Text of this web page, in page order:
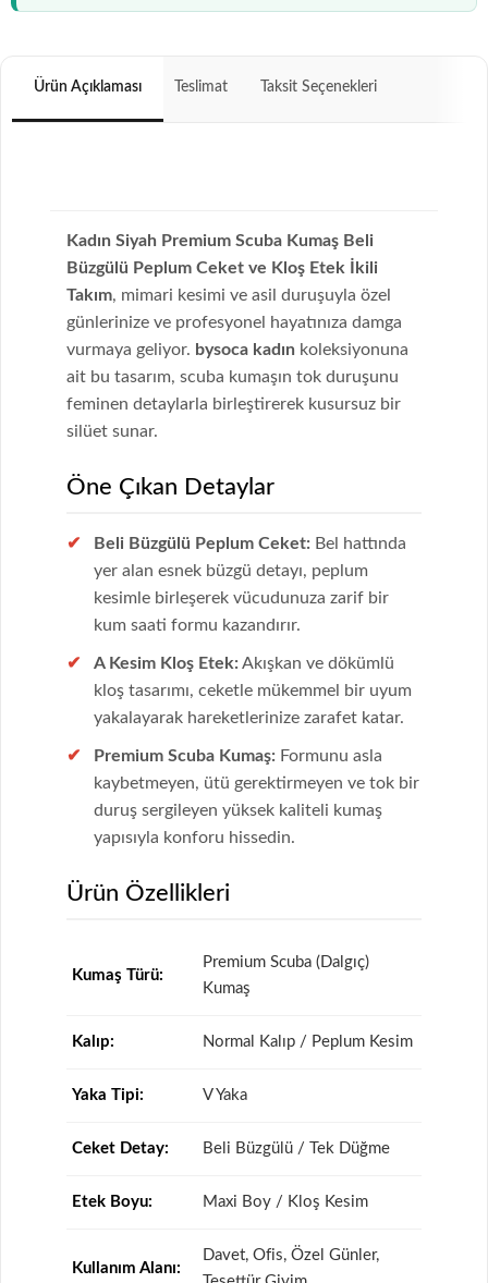
Ürün Açıklaması Teslimat Taksit Seçenekleri
Kadın Siyah Premium Scuba Kumaş Beli
Büzgülü Peplum Ceket ve Kloş Etek İkili
Takım, mimari kesimi ve asil duruşuyla özel
günlerinize ve profesyonel hayatınıza damga
vurmaya geliyor. bysoca kadın koleksiyonuna
ait bu tasarım, scuba kumaşın tok duruşunu
feminen detaylarla birleştirerek kusursuz bir
silüet sunar.
Öne Çıkan Detaylar
Beli Büzgülü Peplum Ceket: Bel hattında
yer alan esnek büzgü detayı, peplum
kesimle birleşerek vücudunuza zarif bir
kum saati formu kazandırır.
A Kesim Kloş Etek: Akışkan ve dökümlü
kloş tasarımı, ceketle mükemmel bir uyum
yakalayarak hareketlerinize zarafet katar.
Premium Scuba Kumaş: Formunu asla
kaybetmeyen, ütü gerektirmeyen ve tok bir
duruş sergileyen yüksek kaliteli kumaş
yapısıyla konforu hissedin.
Ürün Özellikleri
Kumaş Türü:
Premium Scuba (Dalgıç)
Kumaş
Kalıp: Normal Kalıp / Peplum Kesim
Yaka Tipi: V Yaka
Ceket Detay: Beli Büzgülü / Tek Düğme
Etek Boyu: Maxi Boy / Kloş Kesim
Kullanım Alanı:
Davet, Ofis, Özel Günler,